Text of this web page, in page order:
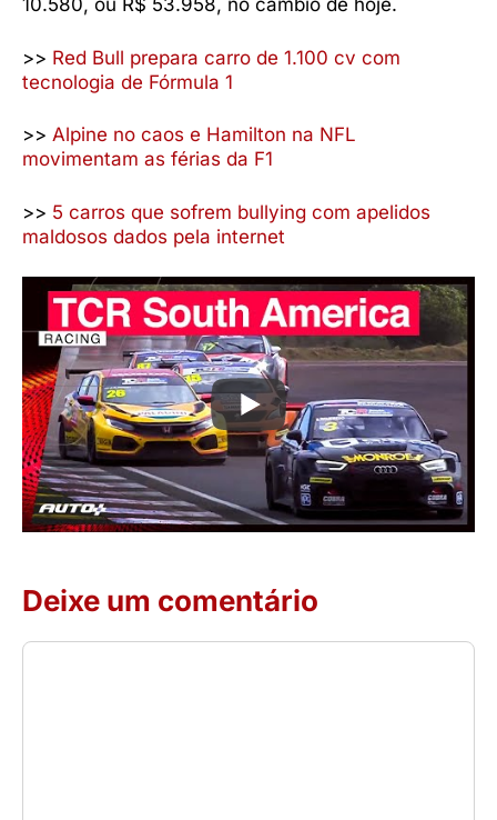
10.580, ou R$ 53.958, no câmbio de hoje.
>> Red Bull prepara carro de 1.100 cv com
tecnologia de Fórmula 1
>> Alpine no caos e Hamilton na NFL
movimentam as férias da F1
>> 5 carros que sofrem bullying com apelidos
maldosos dados pela internet
Deixe um comentário
Comentário